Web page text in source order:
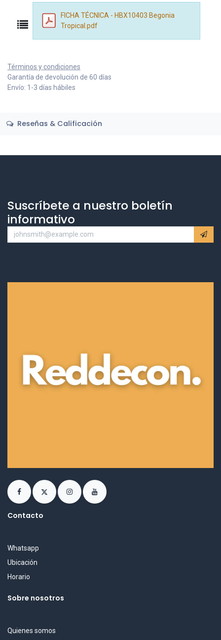
FICHA TÉCNICA - HBX10403 Begonia
Tropical.pdf
Términos y condiciones
Garantía de devolución de 60 días
Envío: 1-3 días hábiles
Reseñas & Calificación
Suscríbete a nuestro boletín
informativo
Contacto
Whatsapp
Ubicación
Horario
Sobre nosotros
Quienes somos